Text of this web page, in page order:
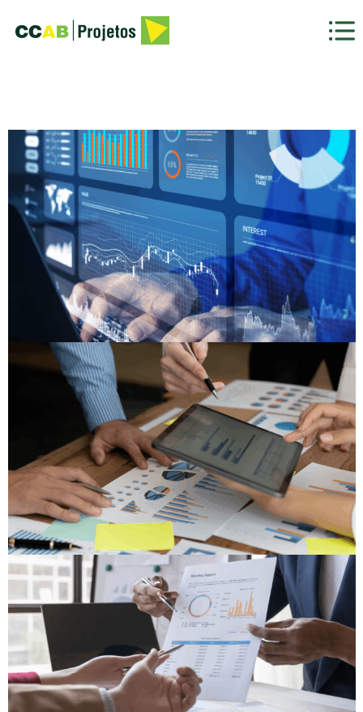
GESTÃO FINANCEIRA
BI no agronegócio: como
painéis inteligentes
transformam dados em
decisões
SAIBA MAIS
PLANEJAMENTO CONTÁBIL
Planejamento contábil no
agronegócio: do custo ao
investimento
SAIBA MAIS